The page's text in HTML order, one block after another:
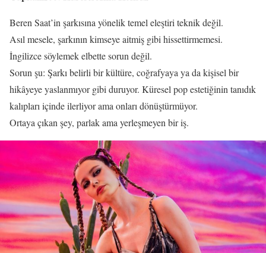
Beren Saat’in şarkısına yönelik temel eleştiri teknik değil.
Asıl mesele, şarkının kimseye aitmiş gibi hissettirmemesi.
İngilizce söylemek elbette sorun değil.
Sorun şu: Şarkı belirli bir kültüre, coğrafyaya ya da kişisel bir
hikâyeye yaslanmıyor gibi duruyor. Küresel pop estetiğinin tanıdık
kalıpları içinde ilerliyor ama onları dönüştürmüyor.
Ortaya çıkan şey, parlak ama yerleşmeyen bir iş.